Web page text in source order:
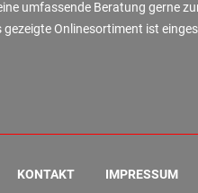
umfassende Beratung gerne
Onlinesortiment ist
KONTAKT IMPRESSUM